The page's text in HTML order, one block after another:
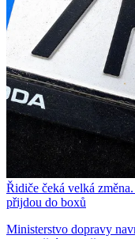
Řidiče čeká velká
přijdou do boxů
Ministerstvo dopravy